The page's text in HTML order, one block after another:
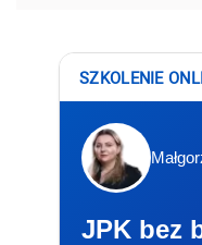
SZKOLENIE
JPK bez